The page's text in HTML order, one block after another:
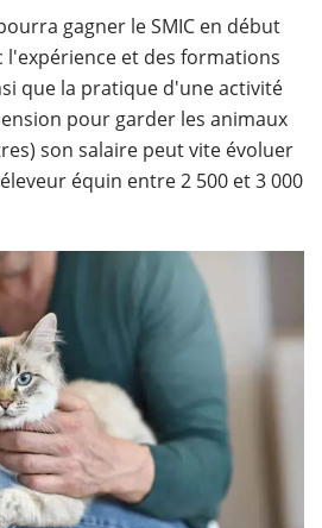
gagner le SMIC en début
l'expérience et des formations
que la pratique d'une activité
pour garder les animaux
son salaire peut vite évoluer
équin entre 2 500 et 3 000